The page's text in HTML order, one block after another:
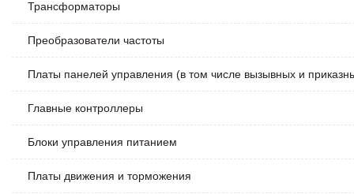
Трансформаторы
Преобразователи частоты
Платы панелей управления (в том числе вызывных и
Главные контроллеры
Блоки управления питанием
Платы движения и торможения